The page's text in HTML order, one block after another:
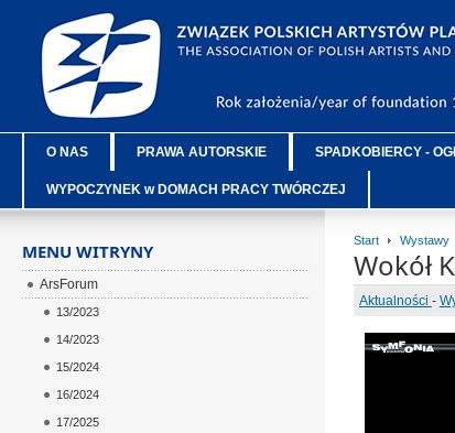
O NAS PRAWA AUTORSKIE SPADKOBIERCY -
WYPOCZYNEK w DOMACH PRACY TWÓRCZEJ
Start Wystawy
Wokół
Aktualności -
MENU WITRYNY
ArsForum
13/2023
14/2023
15/2024
16/2024
17/2025